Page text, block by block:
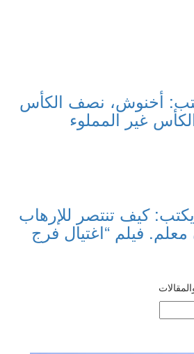
أخنوش، نصف الكأس
غير المملوء
كيف تنتصر للإرهاب
معلم. فيلم “اغتيال فرج